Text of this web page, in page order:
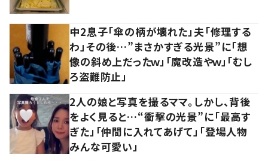
中2息子「傘の柄が壊れた」夫「修理する
わ」その後…”まさかすぎる光景”に「想
像の斜め上だったｗ」「魔改造やｗ」「むし
ろ盗難防止」
2人の娘と写真を撮るママ。しかし、背後
をよく見ると…“衝撃の光景”に「最高す
ぎた」「仲間に入れてあげて」「登場人物
みんな可愛い」